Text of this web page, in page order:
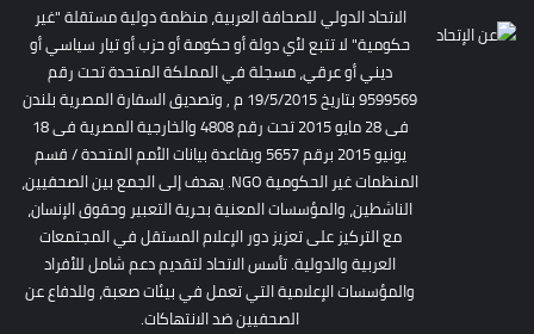
الاتحاد الدولي للصحافة العربية، منظمة دولية مستقلة "غير
حكومية" لا تتبع لأي دولة أو حكومة أو حزب أو تيار سياسي أو
ديني أو عرقي، مسجلة في المملكة المتحدة تحت رقم
9599569 بتاريخ 19/5/2015 م , وتصديق السفارة المصرية بلندن
فى 28 مايو 2015 تحت رقم 4808 والخارجية المصرية فى 18
يونيو 2015 برقم 5657 وبقاعدة بيانات الأمم المتحدة / قسم
المنظمات غير الحكومية NGO. يهدف إلى الجمع بين الصحفيين،
الناشطين، والمؤسسات المعنية بحرية التعبير وحقوق الإنسان،
مع التركيز على تعزيز دور الإعلام المستقل في المجتمعات
العربية والدولية. تأسس الاتحاد لتقديم دعم شامل للأفراد
والمؤسسات الإعلامية التي تعمل في بيئات صعبة، وللدفاع عن
الصحفيين ضد الانتهاكات.